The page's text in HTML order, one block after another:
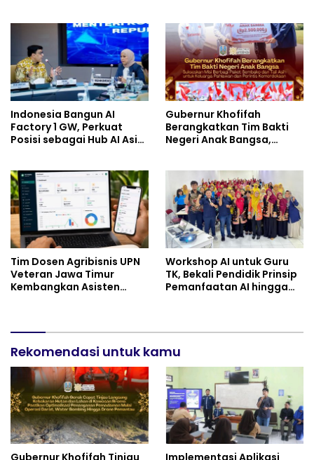
dan Inovasi Pembelajaran
Indonesia Bangun AI
Factory 1 GW, Perkuat
Posisi sebagai Hub AI Asia
Gubernur Khofifah
Berangkatkan Tim Bakti
Negeri Anak Bangsa,
dan Perintis Kemerdekaan
Tim Dosen Agribisnis UPN
Veteran Jawa Timur
Kembangkan Asisten
Workshop AI untuk Guru
TK, Bekali Pendidik Prinsip
Pemanfaatan AI hingga
Rekomendasi untuk kamu